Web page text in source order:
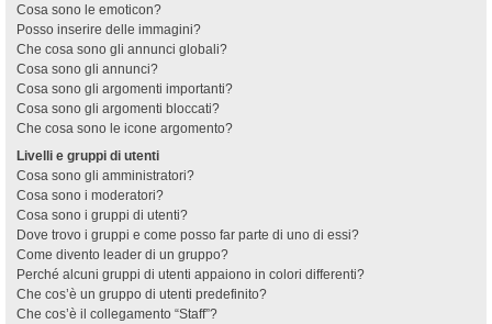
Cosa sono le emoticon?
Posso inserire delle immagini?
Che cosa sono gli annunci globali?
Cosa sono gli annunci?
Cosa sono gli argomenti importanti?
Cosa sono gli argomenti bloccati?
Che cosa sono le icone argomento?
Livelli e gruppi di utenti
Cosa sono gli amministratori?
Cosa sono i moderatori?
Cosa sono i gruppi di utenti?
Dove trovo i gruppi e come posso far parte di uno di essi?
Come divento leader di un gruppo?
Perché alcuni gruppi di utenti appaiono in colori differenti?
Che cos’è un gruppo di utenti predefinito?
Che cos’è il collegamento “Staff”?